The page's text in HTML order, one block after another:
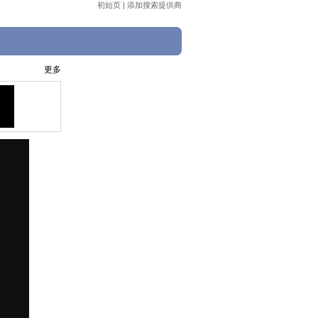
初始页 | 添加搜索提供商
更多